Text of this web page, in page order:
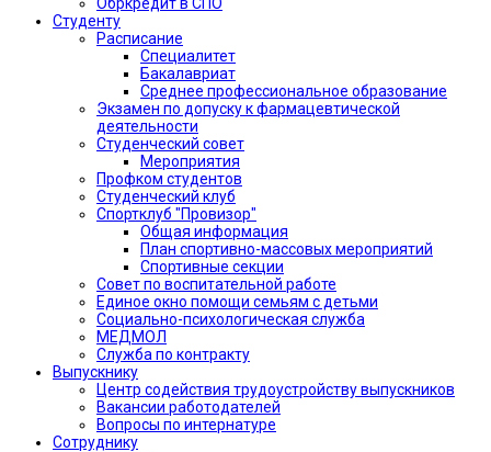
Студенту
Расписание
Специалитет
Бакалавриат
Среднее профессиональное образование
Экзамен по допуску к фармацевтической
деятельности
Студенческий совет
Мероприятия
Профком студентов
Студенческий клуб
Спортклуб "Провизор"
Общая информация
План спортивно-массовых мероприятий
Спортивные секции
Совет по воспитательной работе
Единое окно помощи семьям с детьми
Социально-психологическая служба
МЕДМОЛ
Служба по контракту
Выпускнику
Центр содействия трудоустройству выпускников
Вакансии работодателей
Вопросы по интернатуре
Сотруднику